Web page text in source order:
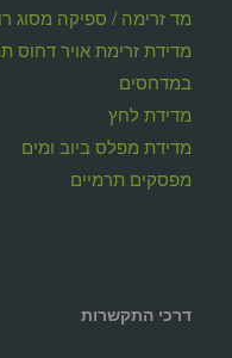
מד זרימה / ספיקה מסוג
מדידת זרימת אויר דחוס
במדחסים
מדידת לחץ
מדידת מפלס ביוב ומים
מפסקים תרמיים
דרכי התקשרות